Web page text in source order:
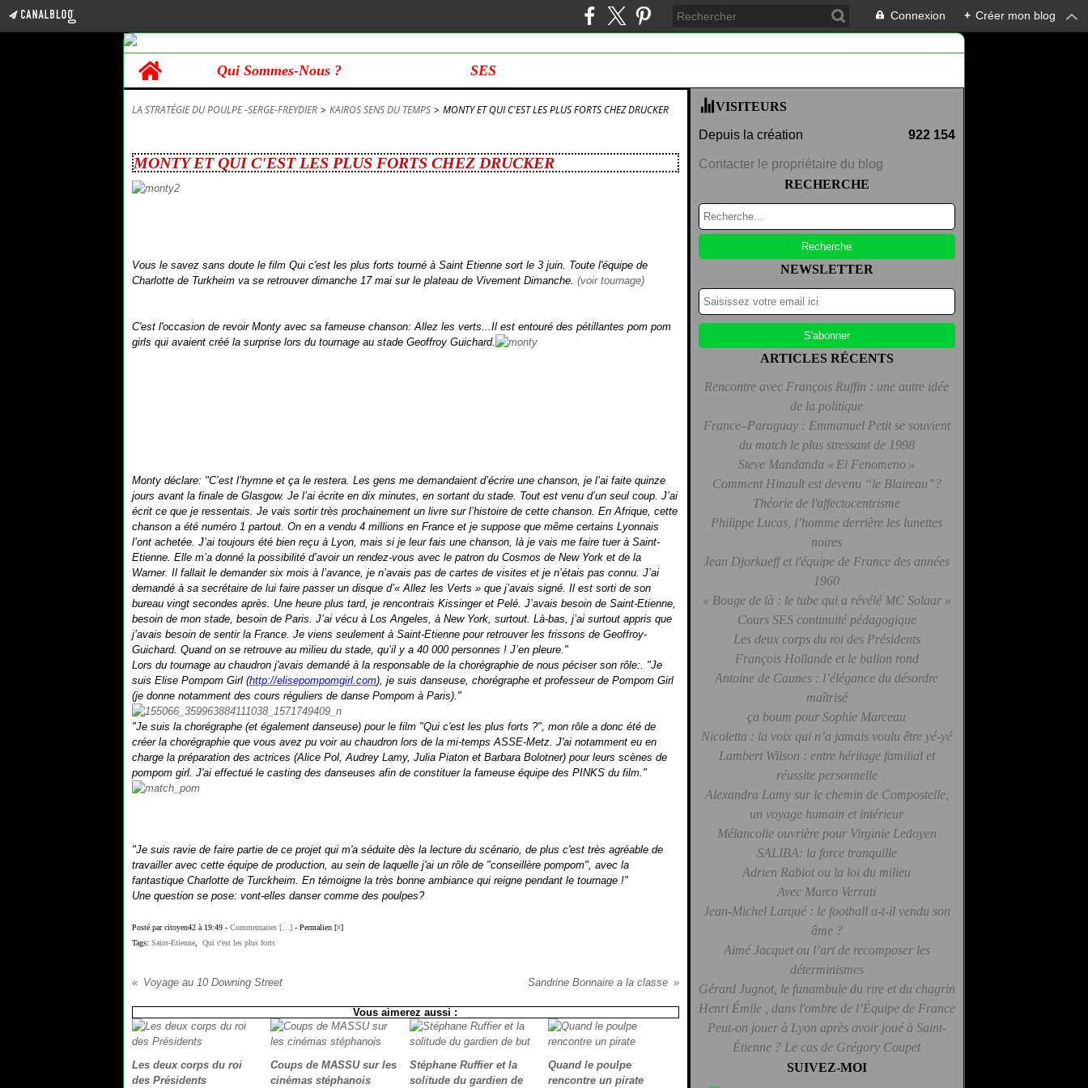
Connexion + Créer mon blog
Home
Qui Sommes-Nous ? SES
LA STRATÉGIE DU POULPE -SERGE-FREYDIER > KAIROS SENS DU TEMPS > MONTY ET QUI C'EST LES PLUS FORTS CHEZ DRUCKER
MONTY ET QUI C'EST LES PLUS FORTS CHEZ DRUCKER
Vous le savez sans doute le film Qui c'est les plus forts tourné à Saint Etienne sort le 3 juin. Toute l'équipe de
Charlotte de Turkheim va se retrouver dimanche 17 mai sur le plateau de Vivement Dimanche. (voir tournage)
C'est l'occasion de revoir Monty avec sa fameuse chanson: Allez les verts...Il est entouré des pétillantes pom pom
girls qui avaient créé la surprise lors du tournage au stade Geoffroy Guichard.
Monty déclare: "C’est l’hymne et ça le restera. Les gens me demandaient d’écrire une chanson, je l’ai faite quinze
jours avant la finale de Glasgow. Je l’ai écrite en dix minutes, en sortant du stade. Tout est venu d’un seul coup. J’ai
écrit ce que je ressentais. Je vais sortir très prochainement un livre sur l’histoire de cette chanson. En Afrique, cette
chanson a été numéro 1 partout. On en a vendu 4 millions en France et je suppose que même certains Lyonnais
l’ont achetée. J’ai toujours été bien reçu à Lyon, mais si je leur fais une chanson, là je vais me faire tuer à Saint-
Etienne. Elle m’a donné la possibilité d’avoir un rendez-vous avec le patron du Cosmos de New York et de la
Warner. Il fallait le demander six mois à l’avance, je n’avais pas de cartes de visites et je n’étais pas connu. J’ai
demandé à sa secrétaire de lui faire passer un disque d’« Allez les Verts » que j’avais signé. Il est sorti de son
bureau vingt secondes après. Une heure plus tard, je rencontrais Kissinger et Pelé. J’avais besoin de Saint-Etienne,
besoin de mon stade, besoin de Paris. J’ai vécu à Los Angeles, à New York, surtout. Là-bas, j’ai surtout appris que
j’avais besoin de sentir la France. Je viens seulement à Saint-Etienne pour retrouver les frissons de Geoffroy-
Guichard. Quand on se retrouve au milieu du stade, qu’il y a 40 000 personnes ! J’en pleure."
Lors du tournage au chaudron j'avais demandé à la responsable de la chorégraphie de nous péciser son rôle:. "Je
suis Elise Pompom Girl (http://elisepompomgirl.com), je suis danseuse, chorégraphe et professeur de Pompom Girl
(je donne notamment des cours réguliers de danse Pompom à Paris)."
"Je suis la chorégraphe (et également danseuse) pour le film "Qui c'est les plus forts ?", mon rôle a donc été de
créer la chorégraphie que vous avez pu voir au chaudron lors de la mi-temps ASSE-Metz. J'ai notamment eu en
charge la préparation des actrices (Alice Pol, Audrey Lamy, Julia Piaton et Barbara Bolotner) pour leurs scènes de
pompom girl. J'ai effectué le casting des danseuses afin de constituer la fameuse équipe des PINKS du film."
"Je suis ravie de faire partie de ce projet qui m'a séduite dès la lecture du scénario, de plus c'est très agréable de
travailler avec cette équipe de production, au sein de laquelle j'ai un rôle de "conseillère pompom", avec la
fantastique Charlotte de Turckheim. En témoigne la très bonne ambiance qui reigne pendant le tournage !"
Une question se pose: vont-elles danser comme des poulpes?
Posté par citoyen42 à 19:49 - Commentaires [ ] - Permalien [#]
Tags: Saint-Etienne Qui c'est les plus forts
Voyage au 10 Downing Street Sandrine Bonnaire a la classe
Vous aimerez aussi :
Les deux corps du roi
des Présidents
Coups de MASSU sur les
cinémas stéphanois
Stéphane Ruffier et la
solitude du gardien de
Quand le poulpe
rencontre un pirate
VISITEURS
Depuis la création 922 154
Contacter le propriétaire du blog
RECHERCHE
NEWSLETTER
ARTICLES RÉCENTS
Rencontre avec François Ruffin : une autre idée
de la politique
France–Paraguay : Emmanuel Petit se souvient
du match le plus stressant de 1998
Steve Mandanda « El Fenomeno »
Comment Hinault est devenu “le Blaireau”?
Théorie de l'affectocentrisme
Philippe Lucas, l’homme derrière les lunettes
noires
Jean Djorkaeff et l'équipe de France des années
1960
« Bouge de là : le tube qui a révélé MC Solaar »
Cours SES continuité pédagogique
Les deux corps du roi des Présidents
François Hollande et le ballon rond
Antoine de Caunes : l’élégance du désordre
maîtrisé
ça boum pour Sophie Marceau
Nicoletta : la voix qui n’a jamais voulu être yé-yé
Lambert Wilson : entre héritage familial et
réussite personnelle
Alexandra Lamy sur le chemin de Compostelle,
un voyage humain et intérieur
Mélancolie ouvrière pour Virginie Ledoyen
SALIBA: la force tranquille
Adrien Rabiot ou la loi du milieu
Avec Marco Verrati
Jean-Michel Larqué : le football a-t-il vendu son
âme ?
Aimé Jacquet ou l’art de recomposer les
déterminismes
Gérard Jugnot, le funambule du rire et du chagrin
Henri Émile , dans l'ombre de l’Équipe de France
Peut-on jouer à Lyon après avoir joué à Saint-
Étienne ? Le cas de Grégory Coupet
SUIVEZ-MOI